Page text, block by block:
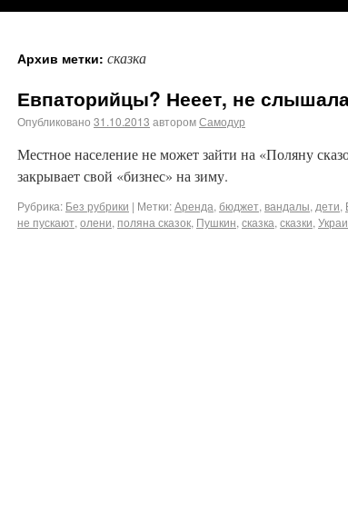
Архив метки: сказка
Евпаторийцы? Нееет, не
Опубликовано 31.10.2013 авторомСамодур
Местное население не может зайти на «Поляну
закрывает свой «бизнес» на зиму.
Рубрика: Без рубрики | Метки:Аренда, бюджет, вандалы, дети,
не пускают, олени, поляна сказок, Пушкин, сказка, сказки,